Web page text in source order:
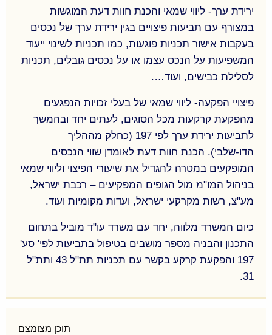
במשרדנו מלווים מספר פרויקטים גדולים בפריפריה
החברתית של ישראל לרבות ליווי ויעוץ מול משרדי
הממשלה העוסקים בתחום.
ירידת ערך- ליווי שמאי והכנת חוות דעת המוגשות
במצורף עם תביעות פיצויים בגין ירידת ערך של נכסים
בעקבות אישור תכניות פוגעות, כמו תכניות לשינוי ייעוד
המשפיעות על הנכס עצמו או על נכסים גובלים, תכניות
לסלילת כבישים, ועוד….
פיצויי הפקעה- ליווי שמאי של בעלי זכויות הנפגעים
מהפקעת קרקעות מכל הסוגים, לעתים יחד ובהמשך
לתביעות ירידת ערך לפי 197 (כחלק מההליך
הדו-שלבי). הכנת חוות דעת לאומדן שווי הנכסים
המופקעים במטרה להגדיל את שיעורי הפיצוי וליווי שמאי
בניהול המו"מ מול הגופים המפקיעים – רכבת ישראל,
מע"צ, רשות מקרקעי ישראל, ועדות מקומיות ועוד.
כיום המשרד מלווה, יחד עם משרד עו"ד מוביל בתחום
התכנון והבניה מספר מושבים בטיפול בתביעות לפי' סע'
197 והפקעת קרקע בקשר עם תכניות תת"ל 43 ותת"ל
31.
בעקבות אישור תכניות פוגעות, כמו תכניות לשינוי ייעוד
תוכן מצומצם